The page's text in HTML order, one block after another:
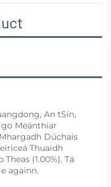
An tSín,
Meánthiar
Dúchais
Thuaidh
(1.00%). Tá
againn.